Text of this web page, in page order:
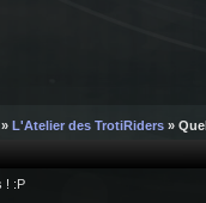
» L'Atelier des TrotiRiders »
! :P